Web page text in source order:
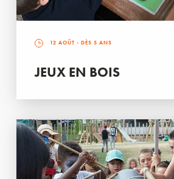
12 AOÛT - DÈS 5 ANS
JEUX EN BOIS